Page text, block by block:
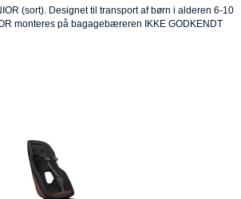
(sort). Designet til transport af børn i alderen 6-10
monteres på bagagebæreren IKKE GODKENDT